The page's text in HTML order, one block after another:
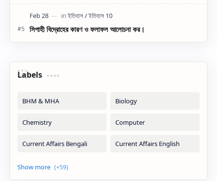
সিপাহী বিদ্রোহের কারণ ও ফলাফল আলোচনা কর।
Labels